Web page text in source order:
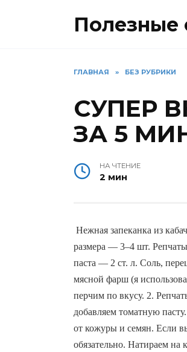
Полезные
ГЛАВНАЯ » БЕЗ РУБРИКИ
СУПЕР
ЗА 5
НА ЧТЕНИЕ
2 мин
Нежная запеканка из
размера — 3–4 шт.
паста — 2 ст. л. Соль,
мясной фарш (я
перчим по вкусу. 2.
добавляем томатную
от кожуры и семян. Если
обязательно. Натираем на